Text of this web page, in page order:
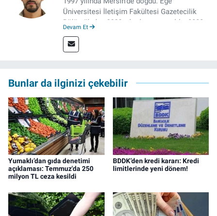
Üniversitesi İletişim Fakültesi Gazetecilik
Bölümü’nden 2020 yılında mezun oldu. 2020
editörü, muhabir, rejisör olarak çalıştı.
Meslek hayatına İzmir’de başlayan gazeteci,
Devam Et
Bunlar da ilginizi çekebilir
Yumaklı’dan gıda denetimi
açıklaması: Temmuz'da 250
milyon TL ceza kesildi
BDDK’den kredi kararı: Kredi
limitlerinde yeni dönem!